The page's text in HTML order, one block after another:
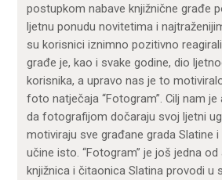
postupkom nabave knjižnične građe
ljetnu ponudu novitetima i
su korisnici iznimno pozitivno
građe je, kao i svake godine, dio
korisnika, a upravo nas je to
foto natječaja “Fotogram”. Cilj nam
da fotografijom dočaraju svoj ljetni
motiviraju sve građane grada Slatine
učine isto. “Fotogram” je još jedna
knjižnica i čitaonica Slatina provodi u